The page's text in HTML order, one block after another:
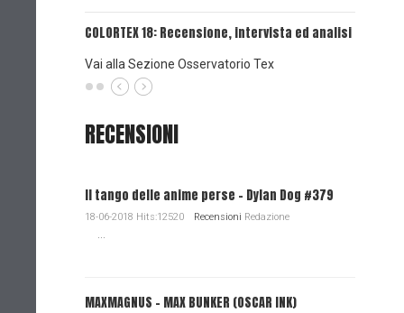
COLORTEX 18: Recensione, intervista ed analisi
Vai alla Sezione Osservatorio Tex
RECENSIONI
Il tango delle anime perse - Dylan Dog #379
18-06-2018 Hits:12520 Recensioni Redazione
...
MAXMAGNUS – MAX BUNKER (OSCAR INK)